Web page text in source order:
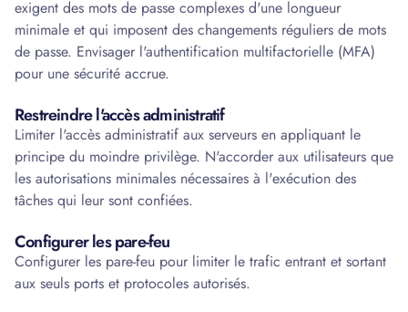
exigent des mots de passe complexes d'une longueur
minimale et qui imposent des changements réguliers de mots
de passe. Envisager l'authentification multifactorielle (MFA)
pour une sécurité accrue.
Restreindre l'accès administratif
Limiter l'accès administratif aux serveurs en appliquant le
principe du moindre privilège. N'accorder aux utilisateurs que
les autorisations minimales nécessaires à l'exécution des
tâches qui leur sont confiées.
Configurer les pare-feu
Configurer les pare-feu pour limiter le trafic entrant et sortant
aux seuls ports et protocoles autorisés.